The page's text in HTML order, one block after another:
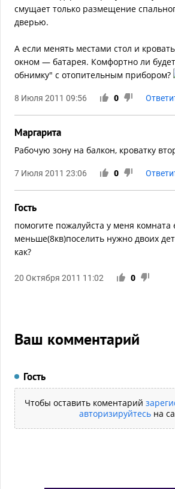
смущает только размещение
дверью.
А если менять местами стол и
окном — батарея. Комфортно ли
обнимку" с отопительным прибором?
8 Июля 2011 09:56 0
Маргарита
Рабочую зону на балкон, кроватку
7 Июля 2011 23:06 0
Гость
помогите пожалуйста у меня
меньше(8кв)поселить нужно двоих
как?
20 Октября 2011 11:02 0
Ваш комментарий
Гость
Чтобы оставить коментарий
авторизируйтесь на